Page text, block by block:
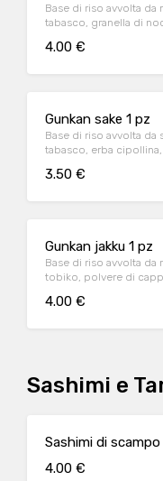
Base di riso avvolta da
tabasco, granella di
4.00 €
Gunkan sake 1 pz
Base di riso avvolta da
tabasco, erba
3.50 €
Gunkan jakku 1 pz
Base di riso avvolta
tobiko, polvere di
4.00 €
Sashimi e
Sashimi di scampo
4.00 €